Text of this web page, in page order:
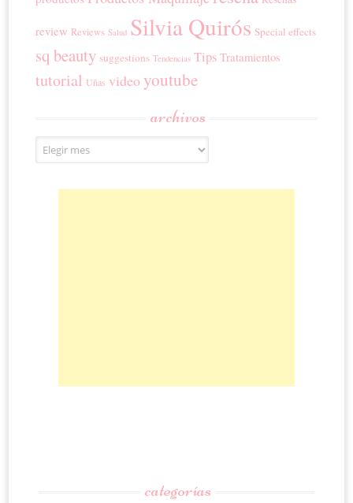
review Reviews Salud Silvia Quirós Special effects
sq beauty suggestions Tendencias Tips Tratamientos
tutorial Uñas videoyoutube
archivos
Archivos
categorías